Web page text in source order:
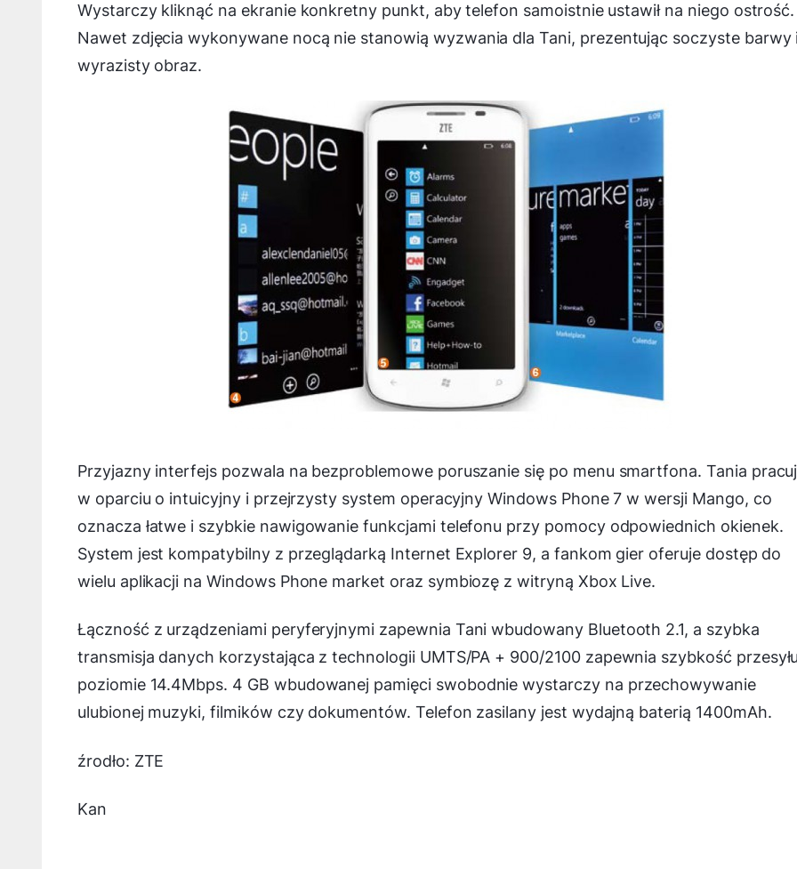
Wystarczy kliknąć na ekranie konkretny punkt, aby telefon samoistnie ustawił na niego ostrość.
Nawet zdjęcia wykonywane nocą nie stanowią wyzwania dla Tani, prezentując soczyste barwy
wyrazisty obraz.
Przyjazny interfejs pozwala na bezproblemowe poruszanie się po menu smartfona. Tania
w oparciu o intuicyjny i przejrzysty system operacyjny Windows Phone 7 w wersji Mango, co
oznacza łatwe i szybkie nawigowanie funkcjami telefonu przy pomocy odpowiednich okienek.
System jest kompatybilny z przeglądarką Internet Explorer 9, a fankom gier oferuje dostęp do
wielu aplikacji na Windows Phone market oraz symbiozę z witryną Xbox Live.
Łączność z urządzeniami peryferyjnymi zapewnia Tani wbudowany Bluetooth 2.1, a szybka
transmisja danych korzystająca z technologii UMTS/PA + 900/2100 zapewnia szybkość
poziomie 14.4Mbps. 4 GB wbudowanej pamięci swobodnie wystarczy na przechowywanie
ulubionej muzyki, filmików czy dokumentów. Telefon zasilany jest wydajną baterią 1400mAh.
źrodło: ZTE
Kan